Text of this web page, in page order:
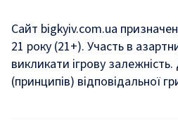
Комуналка
Хроніки війни
Сайт bigkyiv.com.ua
21 року (21+). Участь в
викликати ігрову
(принципів) відповідальної